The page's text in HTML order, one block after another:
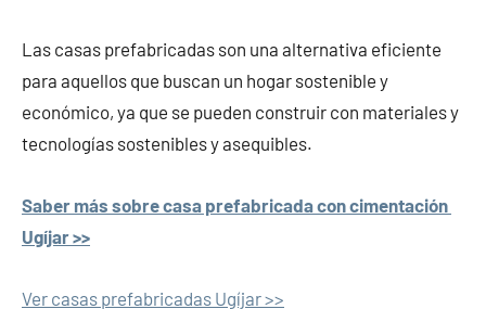
Las casas prefabricadas son una alternativa eficiente
para aquellos que buscan un hogar sostenible y
económico, ya que se pueden construir con materiales y
tecnologías sostenibles y asequibles.
Saber más sobre casa prefabricada con cimentación
Ugíjar >>
Ver casas prefabricadas Ugíjar >>